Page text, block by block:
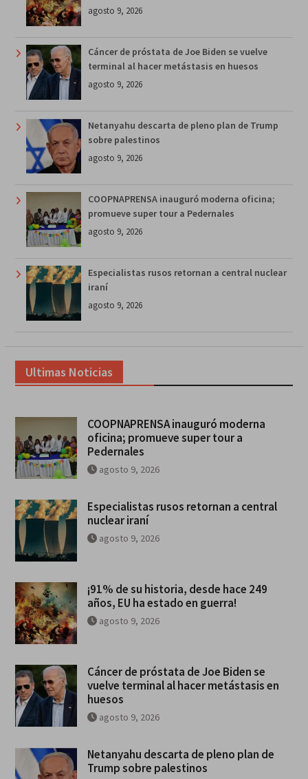
agosto 9, 2026
Cáncer de próstata de Joe Biden se vuelve
terminal al hacer metástasis en huesos
agosto 9, 2026
Netanyahu descarta de pleno plan de Trump
sobre palestinos
agosto 9, 2026
COOPNAPRENSA inauguró moderna oficina;
promueve super tour a Pedernales
agosto 9, 2026
Especialistas rusos retornan a central nuclear
iraní
agosto 9, 2026
Ultimas Noticias
COOPNAPRENSA inauguró moderna
oficina; promueve super tour a
Pedernales
agosto 9, 2026
Especialistas rusos retornan a central
nuclear iraní
agosto 9, 2026
¡91% de su historia, desde hace 249
años, EU ha estado en guerra!
agosto 9, 2026
Cáncer de próstata de Joe Biden se
vuelve terminal al hacer metástasis en
huesos
agosto 9, 2026
Netanyahu descarta de pleno plan de
Trump sobre palestinos